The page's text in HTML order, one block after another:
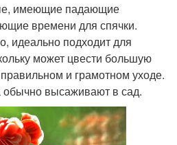
имеющие падающие
времени для спячки.
идеально подходит для
может цвести большую
и грамотном уходе.
высаживают в сад.